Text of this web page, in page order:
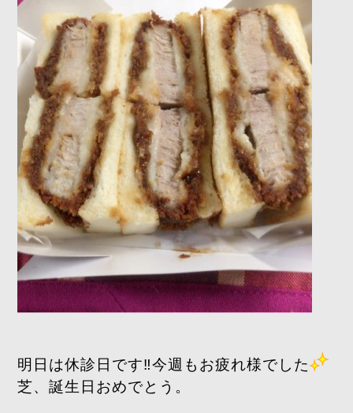
明日は休診日です‼️今週もお疲れ様でした
芝、誕生日おめでとう。